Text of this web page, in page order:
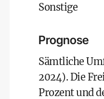
Sonstige
Prognose
Sämtliche
2024). Die
Prozent und